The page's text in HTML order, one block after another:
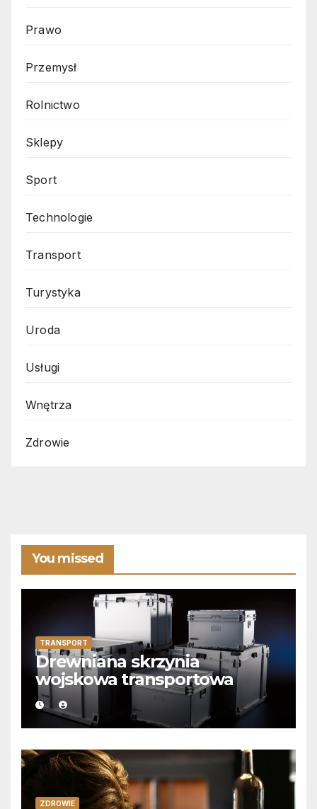
Prawo
Przemysł
Rolnictwo
Sklepy
Sport
Technologie
Transport
Turystyka
Uroda
Usługi
Wnętrza
Zdrowie
You missed
TRANSPORT
Drewniana skrzynia
wojskowa transportowa
ZDROWIE